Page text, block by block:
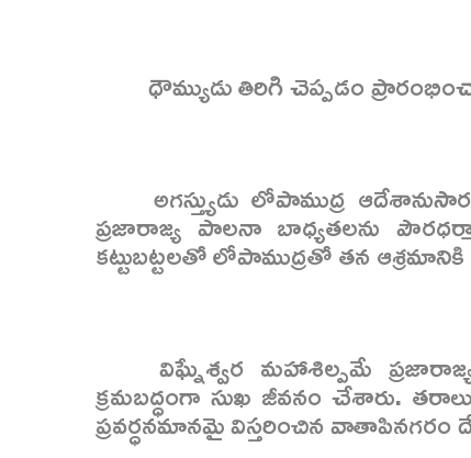
ధౌమ్యుడు తిరిగి చెప్పడం
అగస్త్యుడు లోపాముద్ర
ప్రజారాజ్య పాలనా బాధ్యతలను
కట్టుబట్టలతో లోపాముద్రతో తన
విఘ్నేశ్వర మహాశిల్పమే
క్రమబద్ధంగా సుఖ జీవనం చేశారు.
ప్రవర్ధనమానమై విస్తరించిన